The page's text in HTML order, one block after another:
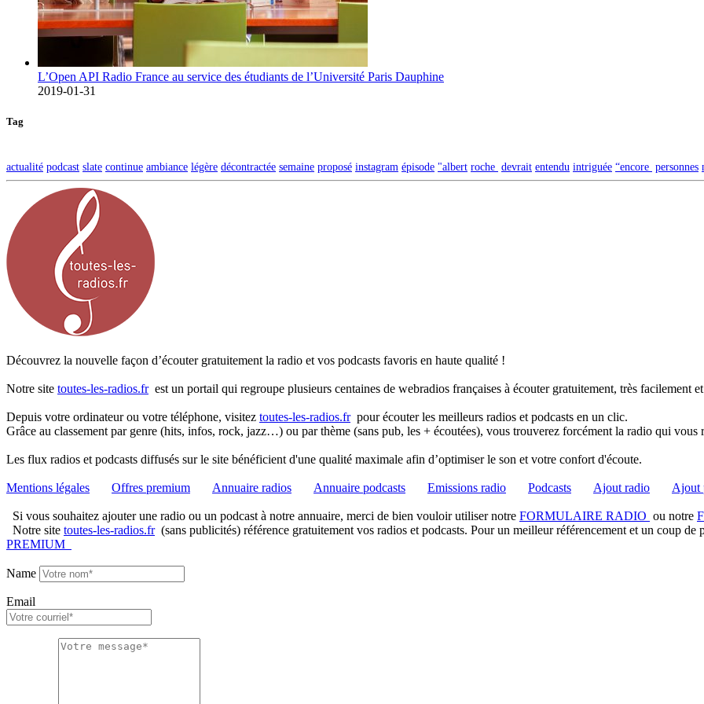
L’Open API Radio France au service des étudiants de l’Université Paris Dauphine
2019-01-31
Tag
actualité podcast slate continue ambiance légère décontractée semaine proposé instagram épisode "albert roche devrait entendu intriguée “encore personnes
Découvrez la nouvelle façon d’écouter gratuitement la radio et vos podcasts favoris en haute qualité !
Notre site toutes-les-radios.frest un portail qui regroupe plusieurs centaines de webradios françaises à écouter gratuitement, très facilement
Depuis votre ordinateur ou votre téléphone, visitez toutes-les-radios.frpour écouter les meilleurs radios et podcasts en un clic.
Grâce au classement par genre (hits, infos, rock, jazz…) ou par thème (sans pub, les + écoutées), vous trouverez forcément la radio qui vous
Les flux radios et podcasts diffusés sur le site bénéficient d'une qualité maximale afin d’optimiser le son et votre confort d'écoute.
Mentions légales Offres premium Annuaire radios Annuaire podcasts Emissions radio Podcasts Ajout radio Ajout
Si vous souhaitez ajouter une radio ou un podcast à notre annuaire, merci de bien vouloir utiliser notre FORMULAIRE RADIO ou notre
Notre site toutes-les-radios.fr(sans publicités) référence gratuitement vos radios et podcasts. Pour un meilleur référencement et un coup
PREMIUM
Name
Email